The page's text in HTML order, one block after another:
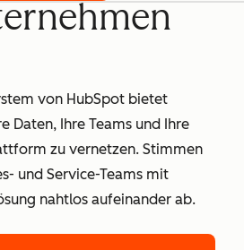
von HubSpot bietet
Daten, Ihre Teams und Ihre
zu vernetzen. Stimmen
und Service-Teams mit
nahtlos aufeinander ab.